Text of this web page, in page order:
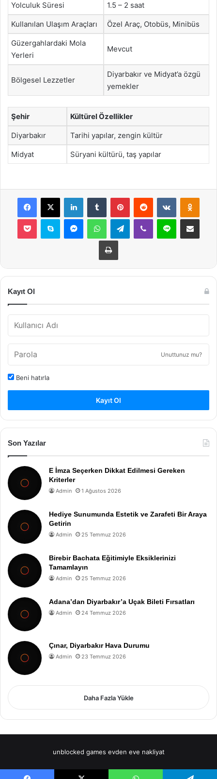
Yolculuk Süresi 1.5 – 2 saat
Kullanılan Ulaşım Araçları Özel Araç, Otobüs, Minibüs
Güzergahlardaki Mola
Yerleri
Mevcut
Bölgesel Lezzetler
Diyarbakır ve Midyat’a özgü
yemekler
Şehir Kültürel Özellikler
Diyarbakır Tarihi yapılar, zengin kültür
Midyat Süryani kültürü, taş yapılar
Facebook
X LinkedInTumblr PinterestReddit VKontakte
Pocket Skype MessengerWhatsAppTelegramViber Line E-Posta ile
Yazdır
Kayıt Ol
Unuttunuz mu?
Beni hatırla
Kayıt Ol
Son Yazılar
E İmza Seçerken Dikkat Edilmesi Gereken
Kriterler
Admin 1 Ağustos 2026
Hediye Sunumunda Estetik ve Zarafeti Bir Araya
Getirin
Admin 25 Temmuz 2026
Birebir Bachata Eğitimiyle Eksiklerinizi
Tamamlayın
Admin 25 Temmuz 2026
Adana’dan Diyarbakır’a Uçak Bileti Fırsatları
Admin 24 Temmuz 2026
Çınar, Diyarbakır Hava Durumu
Admin 23 Temmuz 2026
Daha Fazla Yükle
unblocked games evden eve nakliyat